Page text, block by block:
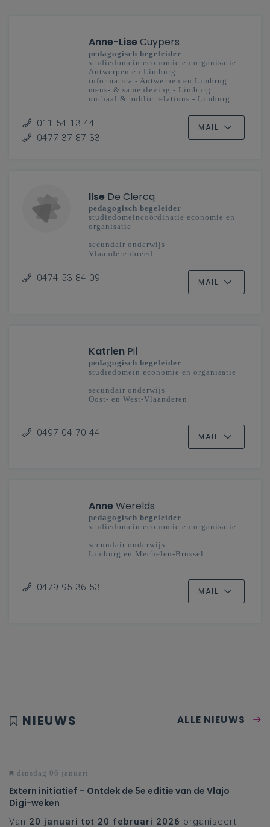
Anne-LiseCuypers
pedagogisch begeleider
studiedomein economie en organisatie -
Antwerpen en Limburg
informatica - Antwerpen en Limbrug
mens- & samenleving - Limburg
onthaal & public relations - Limburg
011 54 13 44
0477 37 87 33
MAIL
Ilse De Clercq
pedagogisch begeleider
studiedomeincoördinatie economie en
organisatie
secundair onderwijs
Vlaanderenbreed
0474 53 84 09 MAIL
Katrien Pil
pedagogisch begeleider
studiedomein economie en organisatie
secundair onderwijs
Oost- en West-Vlaanderen
0497 04 70 44 MAIL
AnneWerelds
pedagogisch begeleider
studiedomein economie en organisatie
secundair onderwijs
Limburg en Mechelen-Brussel
0479 95 36 53 MAIL
NIEUWS ALLE NIEUWS
dinsdag 06 januari
Extern initiatief – Ontdek de 5e editie van de Vlajo
Digi-weken
Van 20 januari tot 20 februari 2026 organiseert